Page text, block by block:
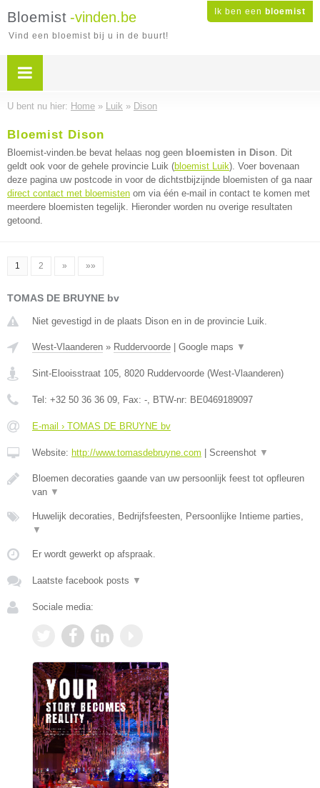
Ik ben een bloemist
Bloemist -vinden.be
Vind een bloemist bij u in de buurt!
U bent nu hier: Home » Luik » Dison
Bloemist Dison
Bloemist-vinden.be bevat helaas nog geen bloemisten in Dison. Dit
geldt ook voor de gehele provincie Luik (bloemist Luik). Voer bovenaan
deze pagina uw postcode in voor de dichtstbijzijnde bloemisten of ga naar
direct contact met bloemisten om via één e-mail in contact te komen met
meerdere bloemisten tegelijk. Hieronder worden nu overige resultaten
getoond.
1 2 » »»
TOMAS DE BRUYNE bv
Niet gevestigd in de plaats Dison en in de provincie Luik.
West-Vlaanderen » Ruddervoorde Google maps ▼
Sint-Elooisstraat 105, 8020 Ruddervoorde (West-Vlaanderen)
Tel: +32 50 36 36 09, Fax: -, BTW-nr: BE0469189097
E-mail › TOMAS DE BRUYNE bv
Website: http://www.tomasdebruyne.com Screenshot ▼
Bloemen decoraties gaande van uw persoonlijk feest tot opfleuren
van ▼
Huwelijk decoraties, Bedrijfsfeesten, Persoonlijke Intieme parties,
▼
Er wordt gewerkt op afspraak.
Laatste facebook posts ▼
Sociale media: